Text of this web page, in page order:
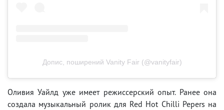
Допис, поширений Vanity Fair (@vanityfair)
Оливия Уайлд уже имеет режиссерский опыт. Ранее она
создала музыкальный ролик для Red Hot Chilli Pepers на